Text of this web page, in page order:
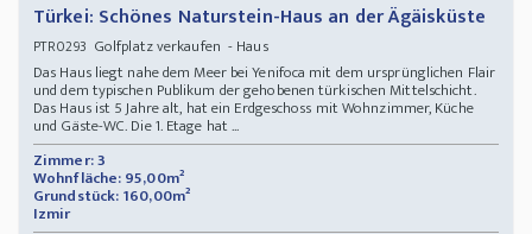
Türkei: Schönes Naturstein-Haus an der Ägäisküste
PTR0293 Golfplatz verkaufen - Haus
Das Haus liegt nahe dem Meer bei Yenifoca mit dem ursprünglichen Flair
und dem typischen Publikum der gehobenen türkischen Mittelschicht.
Das Haus ist 5 Jahre alt, hat ein Erdgeschoss mit Wohnzimmer, Küche
und Gäste-WC. Die 1. Etage hat ...
Zimmer: 3
Wohnfläche: 95,00m²
Grundstück: 160,00m²
Izmir